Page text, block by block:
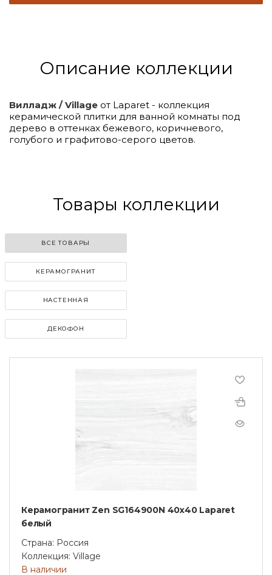
Описание коллекции
Вилладж / Village от Laparet - коллекция
керамической плитки для ванной комнаты под
дерево в оттенках бежевого, коричневого,
голубого и графитово-серого цветов.
Товары коллекции
ВСЕ ТОВАРЫ
КЕРАМОГРАНИТ
НАСТЕННАЯ
ДЕКОФОН
Керамогранит Zen SG164900N 40х40 Laparet
белый
Страна: Россия
Коллекция: Village
В наличии